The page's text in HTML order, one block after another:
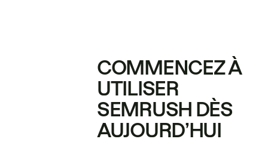
COMMENCEZ À
UTILISER
SEMRUSH DÈS
AUJOURD’HUI